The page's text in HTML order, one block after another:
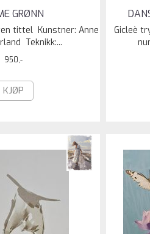
GRØNN
tittel Kunstner: Anne
Teknikk:...
950,-
KJØP
Gicleè